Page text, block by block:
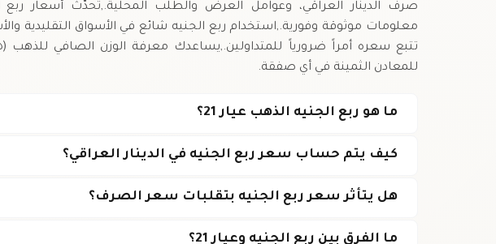
صرف الدينار العراقي، وعوامل العرض والطلب المحلية.,تُحدّث أسعار
معلومات موثوقة وفورية.,استخدام ربع الجنيه شائع في الأسواق التقليدية
للمعادن الثمينة في أي صفقة.
ما هو ربع الجنيه الذهب عيار 21؟
كيف يتم حساب سعر ربع الجنيه في الدينار العراقي؟
هل يتأثر سعر ربع الجنيه بتقلبات سعر الصرف؟
ما الفرق بين ربع الجنيه وعيار 21؟